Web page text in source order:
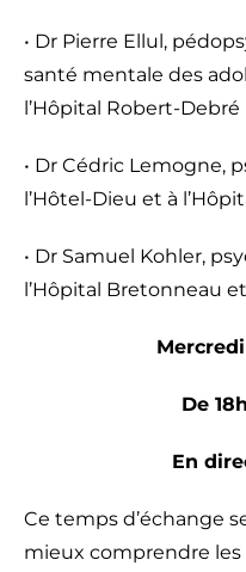
• Dr Pierre Ellul,
santé mentale des
l’Hôpital Robert-Debré
• Dr Cédric Lemogne,
l’Hôtel-Dieu et à
• Dr Samuel Kohler,
l’Hôpital Bretonneau
De
En
Ce temps d’échange
mieux comprendre